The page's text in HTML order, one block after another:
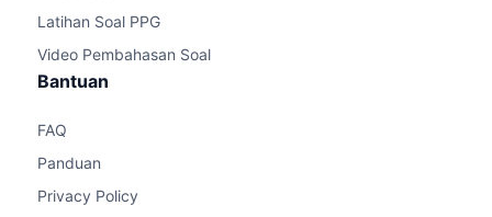
Latihan Soal PPG
Video Pembahasan Soal
Bantuan
FAQ
Panduan
Privacy Policy